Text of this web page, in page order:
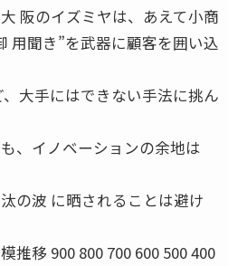
阪のイズミヤは、あえて小商
用聞き”を武器に顧客を囲い込
大手にはできない手法に挑ん
、イノベーションの余地は
の波 に晒されることは避け
推移 900 800 700 600 500 400